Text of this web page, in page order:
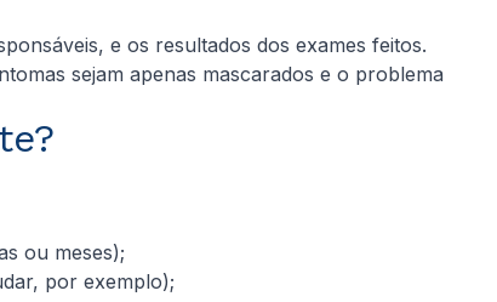
e os resultados dos exames feitos.
sejam apenas mascarados e o problema
ou meses);
por exemplo);